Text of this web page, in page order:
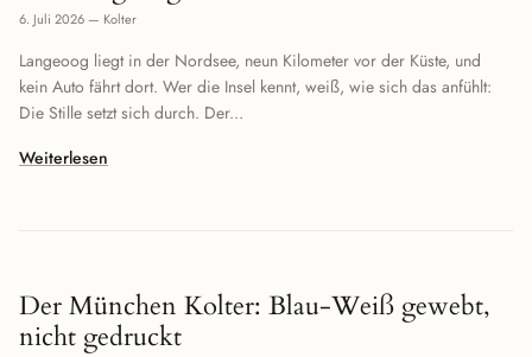
6. Juli 2026— Kolter
Langeoog liegt in der Nordsee, neun Kilometer vor der Küste, und
kein Auto fährt dort. Wer die Insel kennt, weiß, wie sich das anfühlt:
Die Stille setzt sich durch. Der...
Weiterlesen
Der München Kolter: Blau-Weiß gewebt,
nicht gedruckt